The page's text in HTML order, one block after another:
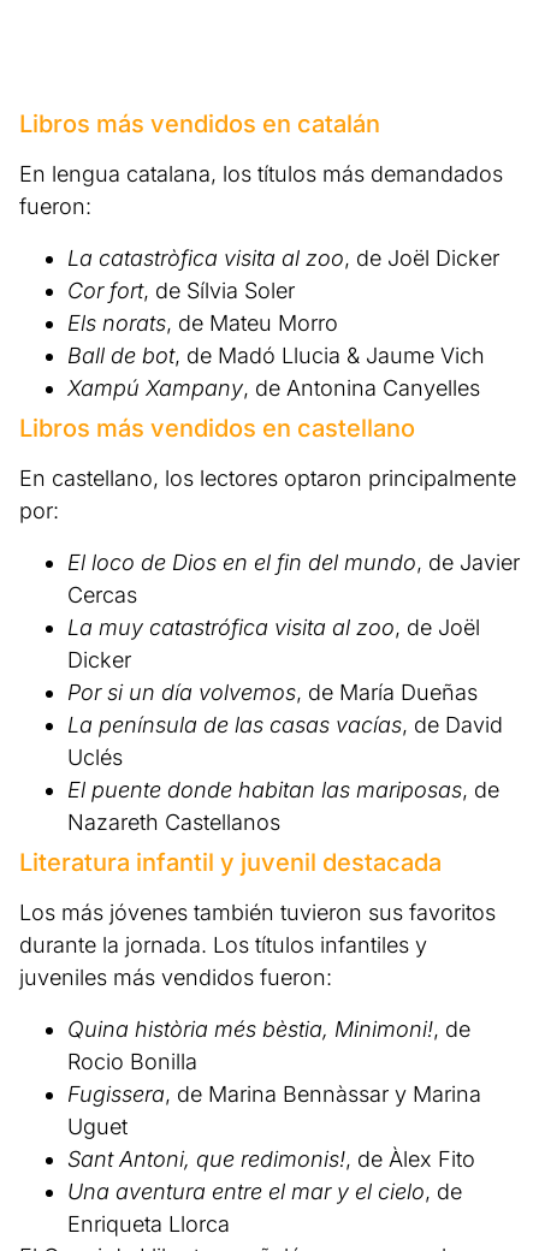
Libros más vendidos en catalán
En lengua catalana, los títulos más demandados
fueron:
La catastròfica visita al zoo, de Joël Dicker
Cor fort, de Sílvia Soler
Els norats, de Mateu Morro
Ball de bot, de Madó Llucia & Jaume Vich
Xampú Xampany, de Antonina Canyelles
Libros más vendidos en castellano
En castellano, los lectores optaron principalmente
por:
El loco de Dios en el fin del mundo, de Javier
Cercas
La muy catastrófica visita al zoo, de Joël
Dicker
Por si un día volvemos, de María Dueñas
La península de las casas vacías, de David
Uclés
El puente donde habitan las mariposas, de
Nazareth Castellanos
Literatura infantil y juvenil destacada
Los más jóvenes también tuvieron sus favoritos
durante la jornada. Los títulos infantiles y
juveniles más vendidos fueron:
Quina història més bèstia, Minimoni!, de
Rocio Bonilla
Fugissera, de Marina Bennàssar y Marina
Uguet
Sant Antoni, que redimonis!, de Àlex Fito
Una aventura entre el mar y el cielo, de
Enriqueta Llorca